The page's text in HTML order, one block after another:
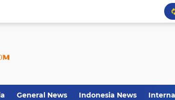
General News Indonesia News